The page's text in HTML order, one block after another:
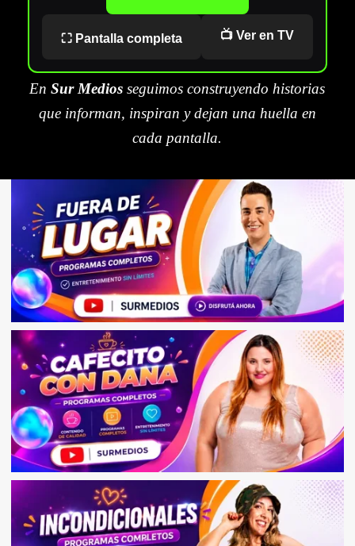
⛶ Pantalla completa 📺 Ver en TV
EnSur Medios seguimos construyendo historias
que informan, inspiran y dejan una huella en
cada pantalla.